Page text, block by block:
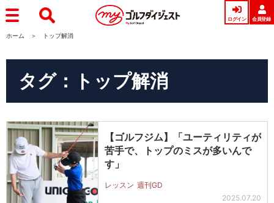
ログイン 会員登録
ホーム トップ解消
タグ：トップ解消
【ゴルフジム】「ユーティリティが
苦手で、トップのミスが多いんで
す」
レッスン 週刊GD
2025.07.20